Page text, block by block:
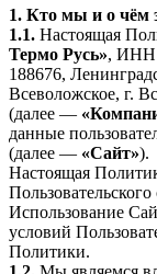
1. Кто мы и о чём
1.1. Настоящая
Термо Русь», ИНН
188676,
Всеволожское, г.
(далее —
данные
(далее — «Сайт»).
Настоящая
Использование
условий
Политики.